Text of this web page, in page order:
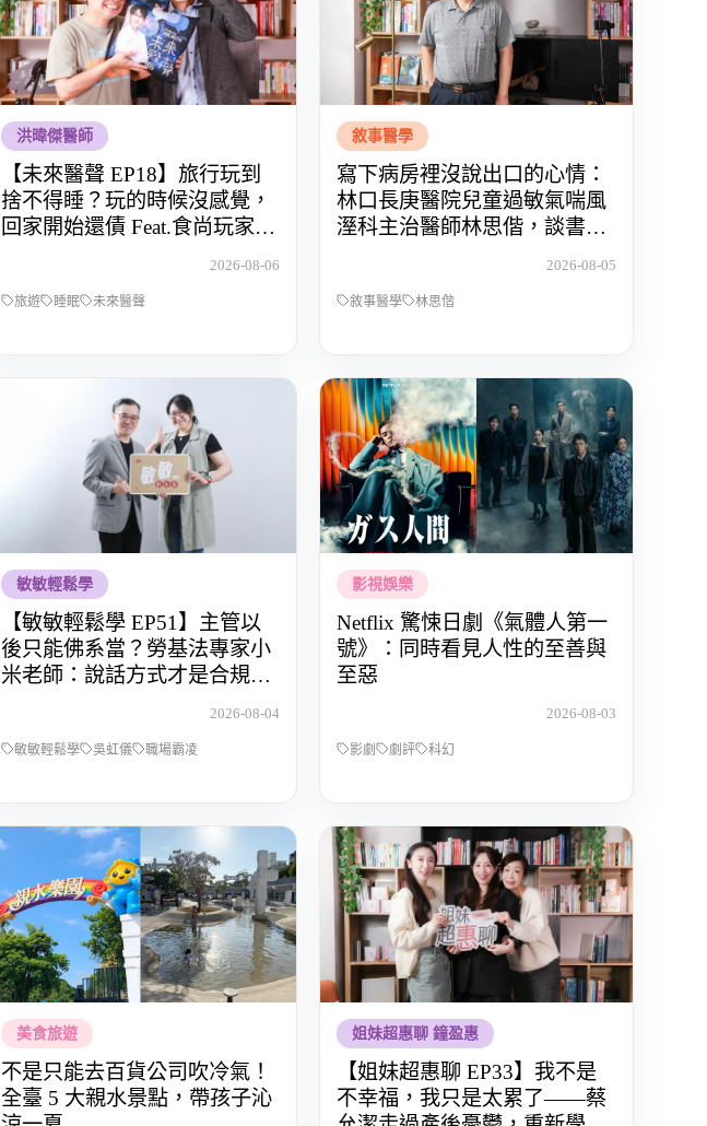
洪暐傑醫師
【未來醫聲 EP18】旅行玩到
捨不得睡？玩的時候沒感覺，
回家開始還債 Feat.食尚玩家
2026-08-06
旅遊 睡眠 未來醫聲
敘事醫學
寫下病房裡沒說出口的心情：
林口長庚醫院兒童過敏氣喘風
溼科主治醫師林思偕，談書寫
2026-08-05
敘事醫學 林思偕
敏敏輕鬆學
【敏敏輕鬆學 EP51】主管以
後只能佛系當？勞基法專家小
米老師：說話方式才是合規關
2026-08-04
敏敏輕鬆學 吳虹儀 職場霸凌
影視娛樂
Netflix 驚悚日劇《氣體人第一
號》：同時看見人性的至善與
至惡
2026-08-03
影劇 劇評 科幻
美食旅遊
不是只能去百貨公司吹冷氣！
全臺 5 大親水景點，帶孩子沁
姐妹超惠聊 鐘盈惠
【姐妹超惠聊 EP33】我不是
不幸福，我只是太累了——蔡